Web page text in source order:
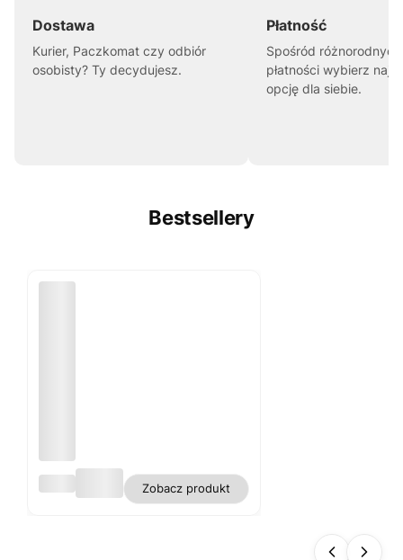
Dostawa
Kurier, Paczkomat czy odbiór
osobisty? Ty decydujesz.
Płatność
Spośród
płatności wybierz
opcję dla siebie.
Bestsellery
s
Zobacz produkt